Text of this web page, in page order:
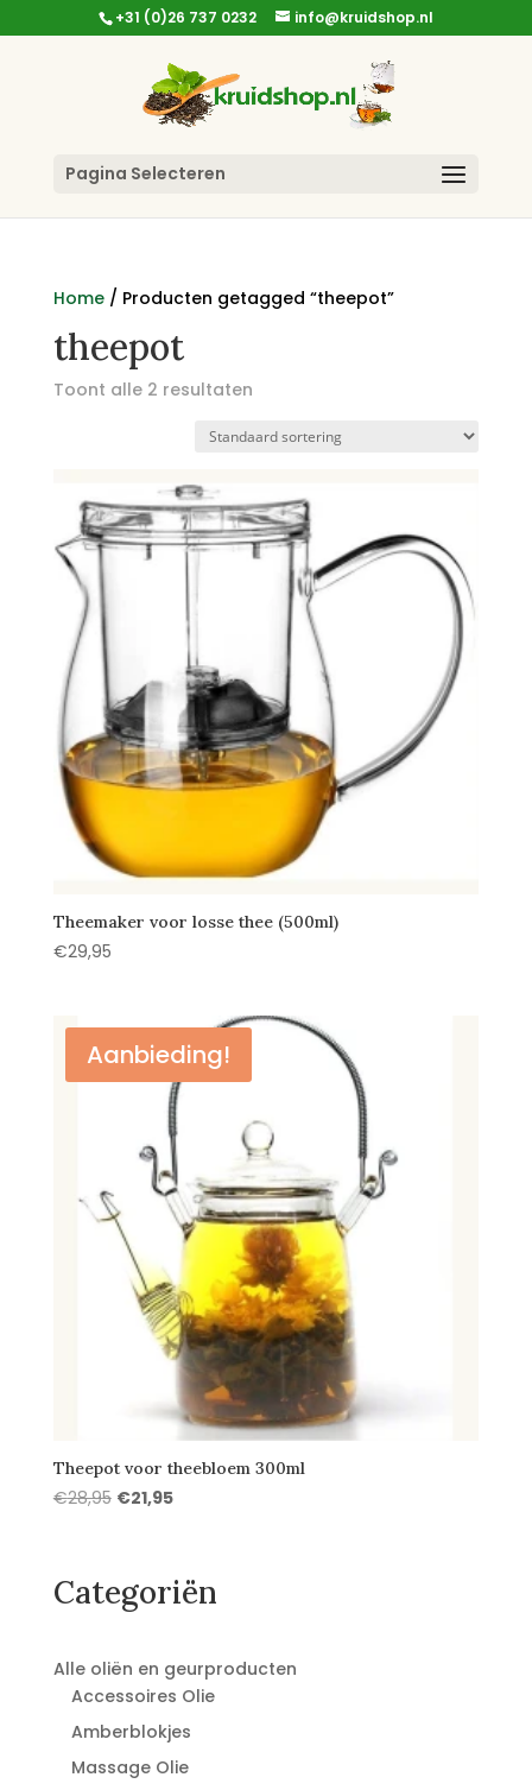
+31 (0)26 737 0232 info@kruidshop.nl
Pagina Selecteren
Home/ Producten getagged “theepot”
theepot
Toont alle 2 resultaten
Theemaker voor losse thee (500ml)
€29,95
Aanbieding!
Theepot voor theebloem 300ml
€28,95 Oorspronkelijke
€28,95.
€21,95Huidige
€21,95.
Categoriën
Alle oliën en geurproducten
Accessoires Olie
Amberblokjes
Massage Olie